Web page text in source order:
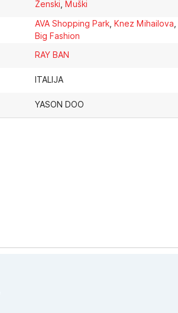
Ženski ,Muški
AVA Shopping Park ,Knez Mihailova
Big Fashion
RAY BAN
ITALIJA
YASON DOO